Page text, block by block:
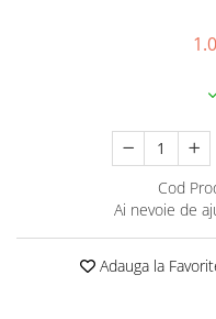
Cod
Ai nevoie de
Adauga la